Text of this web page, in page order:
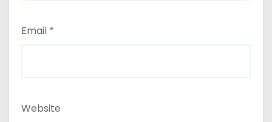
Email *
Website